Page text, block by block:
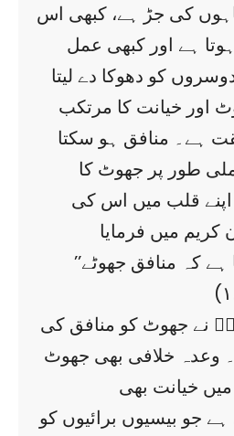
کی جڑ ہے، کبھی اس
ہے اور کبھی عمل
کو دھوکا دے لیتا
اور خیانت کا مرتکب
ہے۔ منافق ہو سکتا
طور پر جھوٹ کا
قلب میں اس کی
’’اور اللہ گواہی دیتا ہے کہ منافق جھوٹے
نے جھوٹ کو منافق کی
وعدہ خلافی بھی جھوٹ
جو بیسیوں برائیوں کو